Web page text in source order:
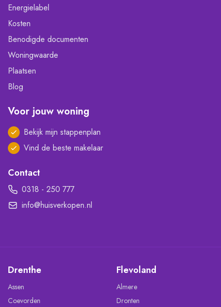
Energielabel
Kosten
Benodigde documenten
Woningwaarde
Plaatsen
Blog
Voor jouw woning
Bekijk mijn stappenplan
Vind de beste makelaar
Contact
0318 - 250 777
info@huisverkopen.nl
Drenthe
Assen
Coevorden
Flevoland
Almere
Dronten